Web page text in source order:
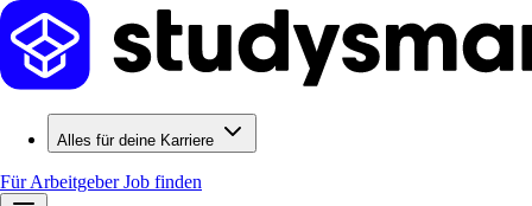
Alles für deine Karriere
Für ArbeitgeberJob finden